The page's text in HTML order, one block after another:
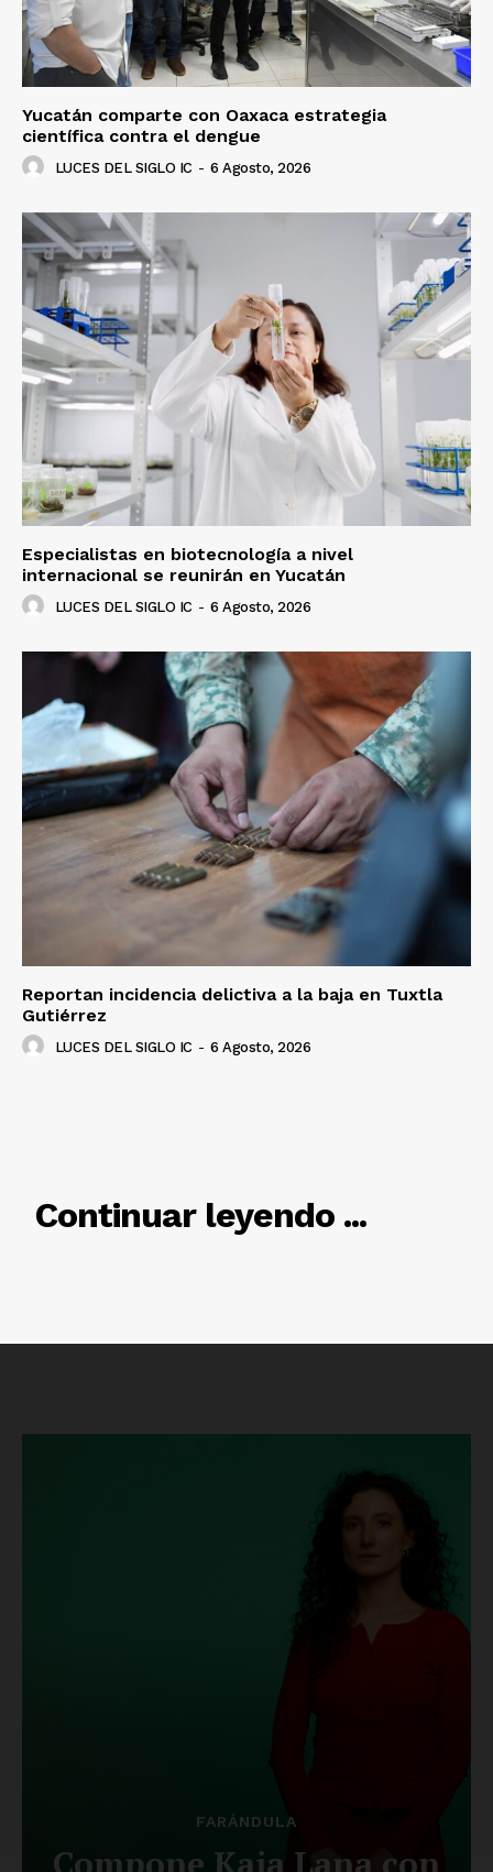
Empresa
Nosotros
Política de privacidad
Políticas del Sitio
Información Propietaria / Financiación
Mi cuenta
Yucatán comparte con Oaxaca estrategia
científica contra el dengue
LUCES DEL SIGLO IC - 6 Agosto, 2026
Especialistas en biotecnología a nivel
internacional se reunirán en Yucatán
LUCES DEL SIGLO IC - 6 Agosto, 2026
Reportan incidencia delictiva a la baja en Tuxtla
Gutiérrez
LUCES DEL SIGLO IC - 6 Agosto, 2026
Continuar leyendo ...
RELACIONADO